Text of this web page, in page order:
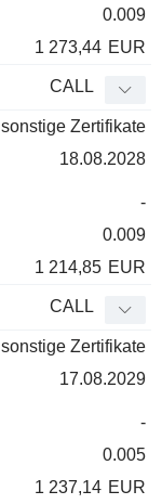
0.009
1 273,44 EUR
CALL
sonstige Zertifikate
18.08.2028
-
0.009
1 214,85 EUR
CALL
sonstige Zertifikate
17.08.2029
-
0.005
1 237,14 EUR